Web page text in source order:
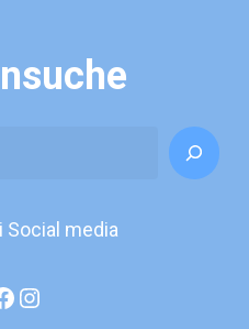
Social media
Facebook